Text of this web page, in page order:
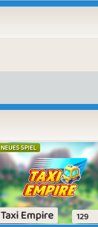
NEUES SPIEL
Taxi Empire 129